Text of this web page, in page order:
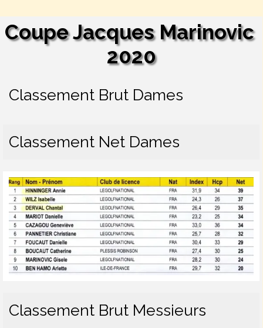
Coupe Jacques Marinovic
2020
Classement Brut Dames
Classement Net Dames
Classement Brut Messieurs